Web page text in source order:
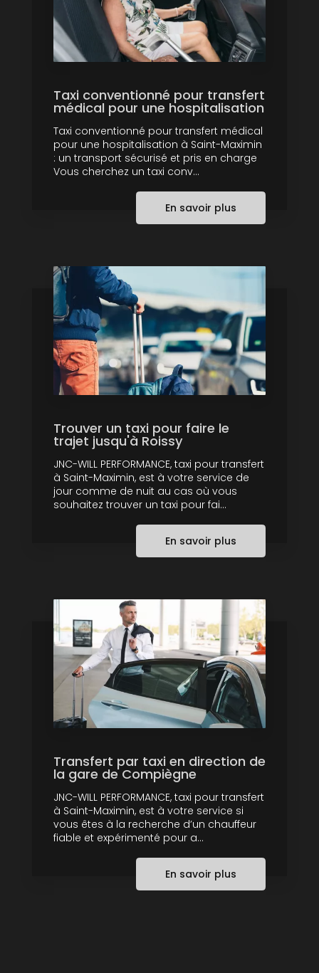
Taxi conventionné pour transfert
médical pour une hospitalisation
Taxi conventionné pour transfert médical
pour une hospitalisation à Saint-Maximin
: un transport sécurisé et pris en charge
Vous cherchez un taxi conv...
En savoir plus
Trouver un taxi pour faire le
trajet jusqu'à Roissy
JNC-WILL PERFORMANCE, taxi pour transfert
à Saint-Maximin, est à votre service de
jour comme de nuit au cas où vous
souhaitez trouver un taxi pour fai...
En savoir plus
Transfert par taxi en direction de
la gare de Compiègne
JNC-WILL PERFORMANCE, taxi pour transfert
à Saint-Maximin, est à votre service si
vous êtes à la recherche d’un chauffeur
fiable et expérimenté pour a...
En savoir plus